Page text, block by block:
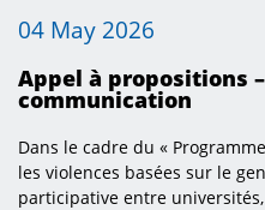
04 May 2026
Appel à propositions
communication
Dans le cadre du «
les violences basées sur le
participative entre